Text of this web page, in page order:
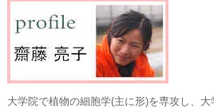
大学院で植物の細胞学(主に形)を専攻し、